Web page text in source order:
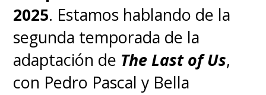
2025. Estamos hablando de la
segunda temporada de la
adaptación de The Last of Us,
con Pedro Pascal y Bella